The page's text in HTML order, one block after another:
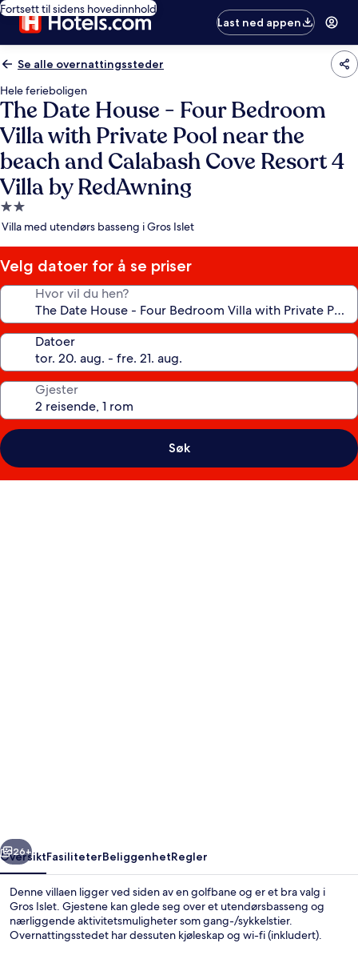
Fortsett til sidens hovedinnhold
Last ned appen
Se alle overnattingssteder
Hele ferieboligen
The Date House - Four Bedroom
Villa with Private Pool near the
beach and Calabash Cove Resort 4
Villa by RedAwning
Overnattingssted
med
stjerner
Villa med utendørs basseng i Gros Islet
Velg datoer for å se priser
Hvor vil du hen?
Datoer
Gjester
Søk
Villa
with
Private
Pool
Neste
26+
OversiktFasiliteterBeliggenhetRegler
Denne villaen ligger ved siden av en golfbane og er et bra valg i
Gros Islet. Gjestene kan glede seg over et utendørsbasseng og
nærliggende aktivitetsmuligheter som gang-/sykkelstier.
Overnattingsstedet har dessuten kjøleskap og wi-fi (inkludert).